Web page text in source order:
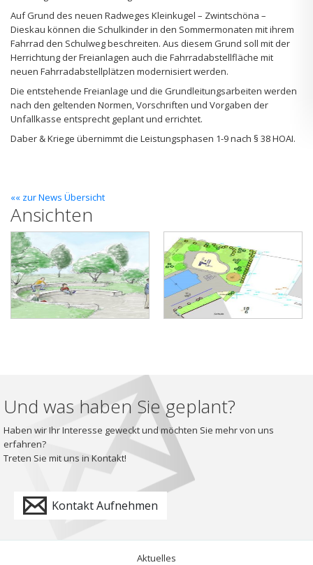
Auf Grund des neuen Radweges Kleinkugel – Zwintschöna –
Dieskau können die Schulkinder in den Sommermonaten mit ihrem
Fahrrad den Schulweg beschreiten. Aus diesem Grund soll mit der
Herrichtung der Freianlagen auch die Fahrradabstellfläche mit
neuen Fahrradabstellplätzen modernisiert werden.
Die entstehende Freianlage und die Grundleitungsarbeiten werden
nach den geltenden Normen, Vorschriften und Vorgaben der
Unfallkasse entsprecht geplant und errichtet.
Daber & Kriege übernimmt die Leistungsphasen 1-9 nach § 38 HOAI.
«« zur News Übersicht
Ansichten
Und was haben Sie geplant?
Haben wir Ihr Interesse geweckt und möchten Sie mehr von uns
erfahren?
Treten Sie mit uns in Kontakt!
Kontakt Aufnehmen
Aktuelles